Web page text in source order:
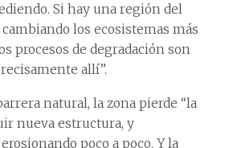
Si hay una región del
los ecosistemas más
procesos de degradación son
allí”.
natural, la zona pierde “la
nueva estructura, y
poco a poco. Y la